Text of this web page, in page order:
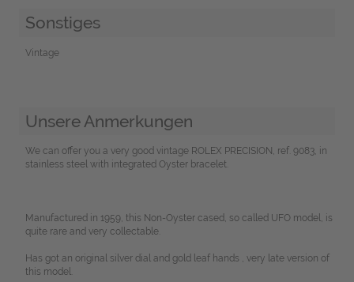
Sonstiges
Vintage
Unsere Anmerkungen
We can offer you a very good vintage ROLEX PRECISION, ref. 9083, in
stainless steel with integrated Oyster bracelet.
Manufactured in 1959, this Non-Oyster cased, so called UFO model, is
quite rare and very collectable.
Has got an original silver dial and gold leaf hands , very late version of
this model.